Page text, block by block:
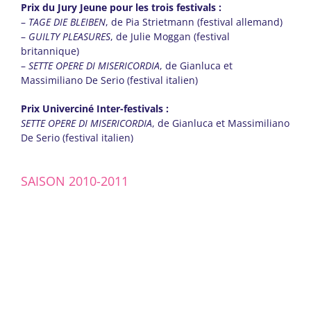
Prix du Jury Jeune pour les trois festivals :
– TAGE DIE BLEIBEN, de Pia Strietmann (festival allemand)
– GUILTY PLEASURES, de Julie Moggan (festival
britannique)
– SETTE OPERE DI MISERICORDIA, de Gianluca et
Massimiliano De Serio (festival italien)
Prix Univerciné Inter-festivals :
SETTE OPERE DI MISERICORDIA, de Gianluca et Massimiliano
De Serio (festival italien)
SAISON 2010-2011